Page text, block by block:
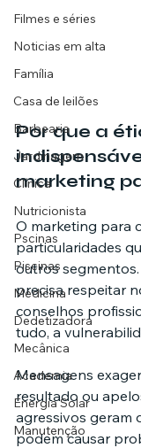
Filmes e séries
Noticias em alta
Família
Casa de leilões
Barbearia
Jardinagem
Clínica
Nutricionista
Pscinas
Piscinas
Medicina
Dedetizadora
Mecânica
Academia
Energia Solar
Manutenção
Por que a
marketing
O marketing para
particularidades
outros
precisa respeitar
conselhos
tudo, a
Mensagens
resultado ou
agressivos geram
podem causar